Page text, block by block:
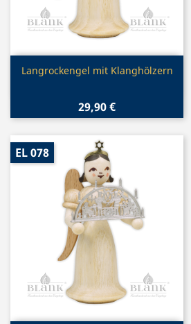
Vorschau
Langrockengel mit Klanghölzern
29,90 €
EL 078